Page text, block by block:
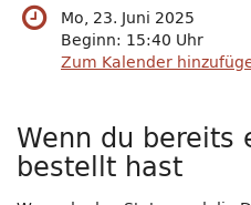
Mo, 23. Juni 2025
Beginn: 15:40 Uhr
Zum Kalender
Wenn du bereits
bestellt hast